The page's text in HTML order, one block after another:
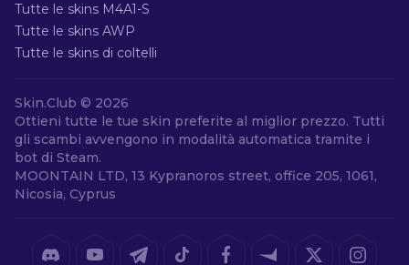
Tutte le skins M4A1-S
Tutte le skins AWP
Tutte le skins di coltelli
Skin.Club © 2026
Ottieni tutte le tue skin preferite al miglior prezzo. Tutti
gli scambi avvengono in modalità automatica tramite i
bot di Steam.
MOONTAIN LTD, 13 Kypranoros street, office 205, 1061,
Nicosia, Cyprus